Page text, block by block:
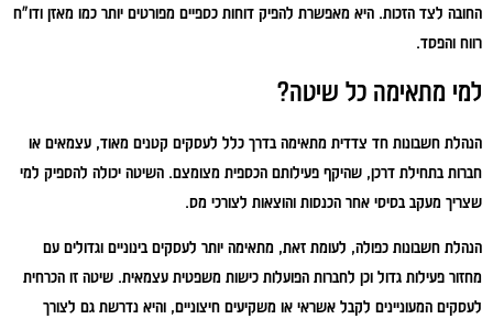
החובה לצד הזכות. היא מאפשרת להפיק דוחות כספיים מפורטים יותר כמו מאזן ודו"ח
רווח והפסד.
למי מתאימה כל שיטה?
הנהלת חשבונות חד צדדית מתאימה בדרך כלל לעסקים קטנים מאוד, עצמאים או
חברות בתחילת דרכן, שהיקף פעילותם הכספית מצומצם. השיטה יכולה להספיק למי
שצריך מעקב בסיסי אחר הכנסות והוצאות לצורכי מס.
הנהלת חשבונות כפולה, לעומת זאת, מתאימה יותר לעסקים בינוניים וגדולים עם
מחזור פעילות גדול וכן לחברות הפועלות כישות משפטית עצמאית. שיטה זו הכרחית
לעסקים המעוניינים לקבל אשראי או משקיעים חיצוניים, והיא נדרשת גם לצורך